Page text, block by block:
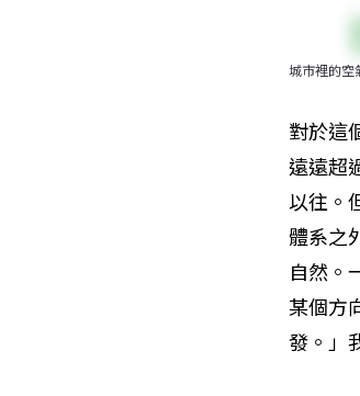
城市裡的空
對於這
遠遠超
以往。
體系之
自然。
某個方
發。」